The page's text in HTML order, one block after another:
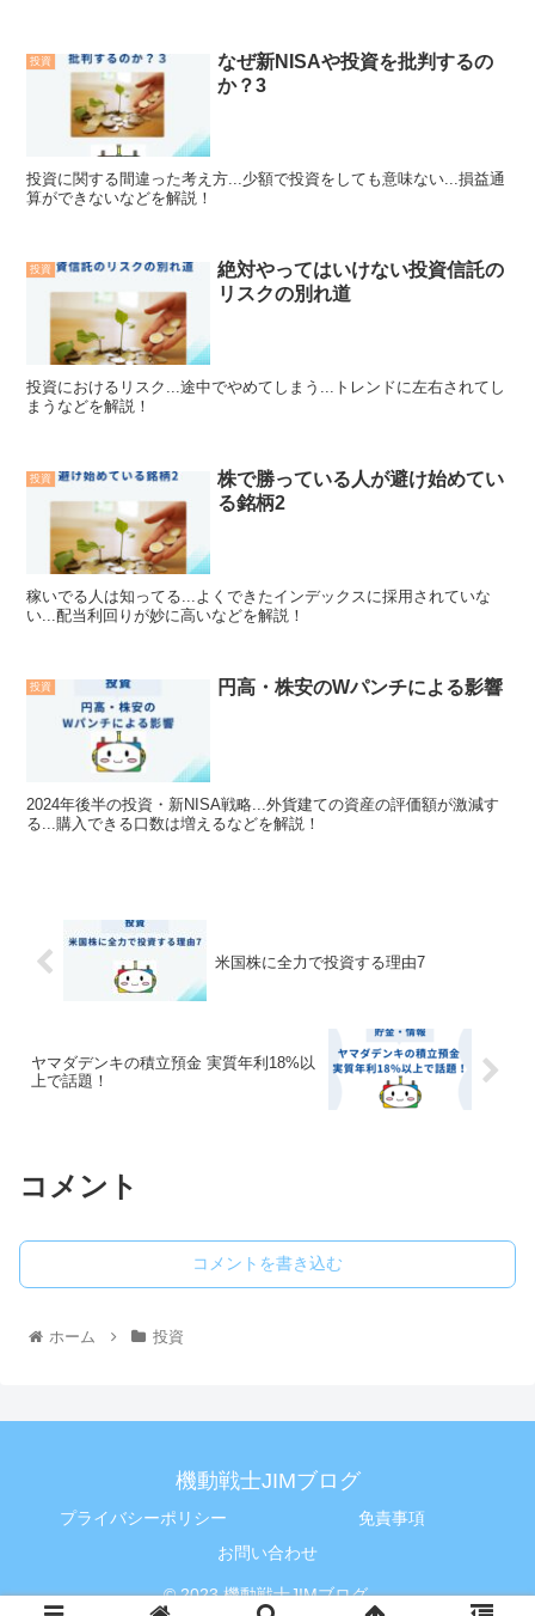
投資
なぜ新NISAや投資を批判するの
か？3
投資に関する間違った考え方...少額で投資をしても意味ない...損益通
算ができないなどを解説！
投資
絶対やってはいけない投資信託の
リスクの別れ道
投資におけるリスク...途中でやめてしまう...トレンドに左右されてし
まうなどを解説！
投資
株で勝っている人が避け始めてい
る銘柄2
稼いでる人は知ってる...よくできたインデックスに採用されていな
い...配当利回りが妙に高いなどを解説！
投資 円高・株安のWパンチによる影響
2024年後半の投資・新NISA戦略...外貨建ての資産の評価額が激減す
る...購入できる口数は増えるなどを解説！
米国株に全力で投資する理由7
ヤマダデンキの積立預金 実質年利18%以
上で話題！
コメント
コメントを書き込む
ホーム 投資
機動戦士JIMブログ
プライバシーポリシー
免責事項
お問い合わせ
© 2023 機動戦士JIMブログ.